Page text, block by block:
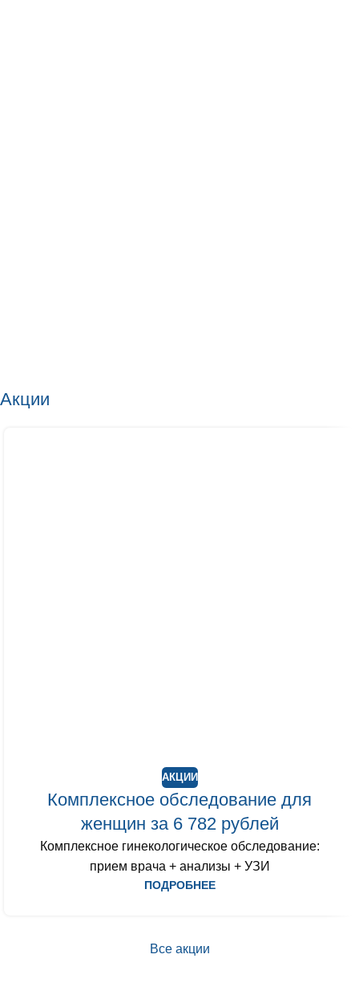
Акции
АКЦИИ
Комплексное обследование для
женщин за 6 782 рублей
Комплексное гинекологическое обследование:
прием врача + анализы + УЗИ
ПОДРОБНЕЕ
Все акции